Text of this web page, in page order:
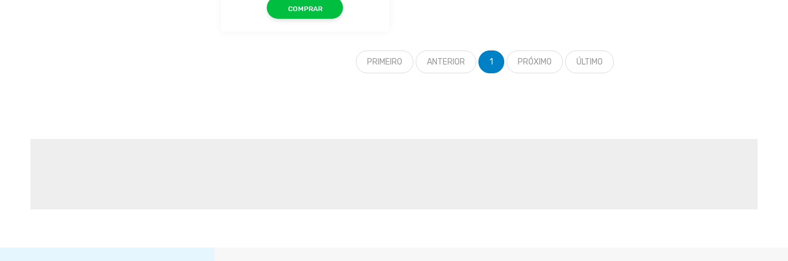
COMPRAR
PRIMEIRO ANTERIOR 1 PRÓXIMO ÚLTIMO